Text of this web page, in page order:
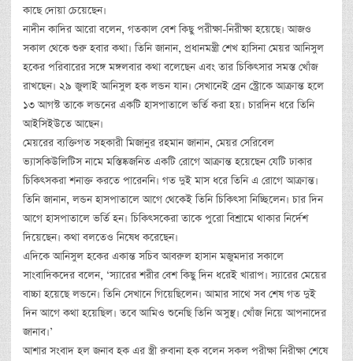
কাছে দোয়া চেয়েছেন।
নাদীন কাদির আরো বলেন, গতকাল বেশ কিছু পরীক্ষা-নিরীক্ষা হয়েছে। আজও
সকাল থেকে শুরু হবার কথা। তিনি জানান, প্রধানমন্ত্রী শেখ হাসিনা মেয়র আনিসুল
হকের পরিবারের সঙ্গে মঙ্গলবার কথা বলেছেন এবং তার চিকিৎসার সমস্ত খোঁজ
রাখছেন। ২৯ জুলাই আনিসুল হক লন্ডন যান। সেখানেই ব্রেন স্ট্রোকে আক্রান্ত হলে
১৩ আগস্ট তাকে লন্ডনের একটি হাসপাতালে ভর্তি করা হয়। চারদিন ধরে তিনি
আইসিইউতে আছেন।
মেয়রের ব্যক্তিগত সহকারী মিজানুর রহমান জানান, মেয়র সেরিবেল
ভ্যাসকিউলিটিস নামে মস্তিষ্কজনিত একটি রোগে আক্রান্ত হয়েছেন যেটি ঢাকার
চিকিৎসকরা শনাক্ত করতে পারেননি। গত দুই মাস ধরে তিনি এ রোগে আক্রান্ত।
তিনি জানান, লন্ডন হাসপাতালে আগে থেকেই তিনি চিকিৎসা নিচ্ছিলেন। চার দিন
আগে হাসপাতালে ভর্তি হন। চিকিৎসকেরা তাকে পুরো বিশ্রামে থাকার নির্দেশ
দিয়েছেন। কথা বলতেও নিষেধ করেছেন।
এদিকে আনিসুল হকের একান্ত সচিব আবরুল হাসান মজুমদার সকালে
সাংবাদিকদের বলেন, ‘স্যারের শরীর বেশ কিছু দিন ধরেই খারাপ। স্যারের মেয়ের
বাচ্চা হয়েছে লন্ডনে। তিনি সেখানে গিয়েছিলেন। আমার সাথে সব শেষ গত দুই
দিন আগে কথা হয়েছিল। তবে আমিও শুনেছি তিনি অসুস্থ। খোঁজ নিয়ে আপনাদের
জানাব।’
আশার সংবাদ হল জনাব হক এর স্ত্রী রুবানা হক বলেন সকল পরীক্ষা নিরীক্ষা শেষে